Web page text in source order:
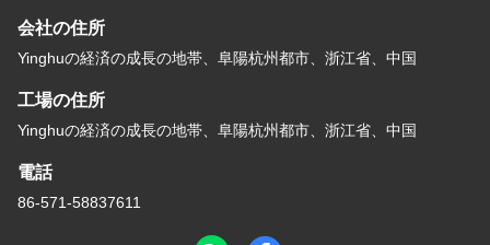
会社の住所
Yinghuの経済の成長の地帯、阜陽杭州都市、浙江省、中国
工場の住所
Yinghuの経済の成長の地帯、阜陽杭州都市、浙江省、中国
電話
86-571-58837611